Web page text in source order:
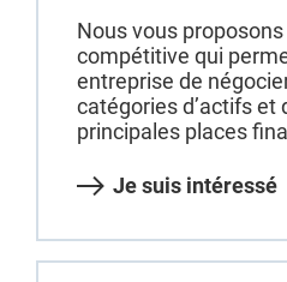
Nous vous
compétitive qui
entreprise de
catégories d’actifs et
principales places
Je suis intéressé